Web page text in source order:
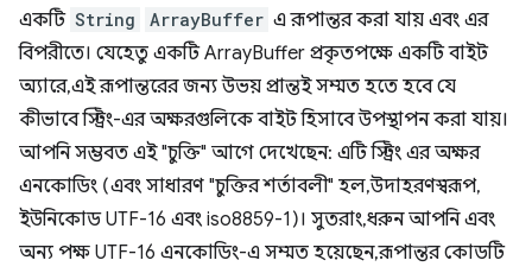
একটি String ArrayBuffer এ রূপান্তর করা যায় এবং এর
বিপরীতে। যেহেতু একটি ArrayBuffer প্রকৃতপক্ষে একটি বাইট
অ্যারে, এই রূপান্তরের জন্য উভয় প্রান্তই সম্মত হতে হবে যে
কীভাবে স্ট্রিং-এর অক্ষরগুলিকে বাইট হিসাবে উপস্থাপন করা যায়।
আপনি সম্ভবত এই "চুক্তি" আগে দেখেছেন: এটি স্ট্রিং এর অক্ষর
এনকোডিং (এবং সাধারণ "চুক্তির শর্তাবলী" হল, উদাহরণস্বরূপ,
ইউনিকোড UTF-16 এবং iso8859-1)। সুতরাং, ধরুন আপনি এবং
অন্য পক্ষ UTF-16 এনকোডিং-এ সম্মত হয়েছেন, রূপান্তর কোডটি